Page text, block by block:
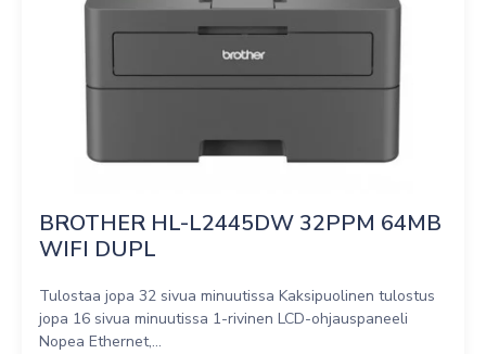
BROTHER HL-L2445DW 32PPM 64MB
WIFI DUPL
Tulostaa jopa 32 sivua minuutissa Kaksipuolinen tulostus
jopa 16 sivua minuutissa 1-rivinen LCD-ohjauspaneeli
Nopea Ethernet,...